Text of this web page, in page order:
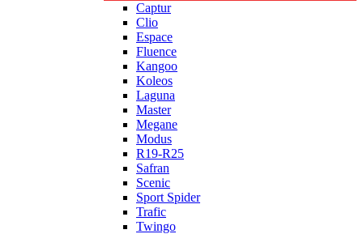
Captur
Clio
Espace
Fluence
Kangoo
Koleos
Laguna
Master
Megane
Modus
R19-R25
Safran
Scenic
Sport Spider
Trafic
Twingo